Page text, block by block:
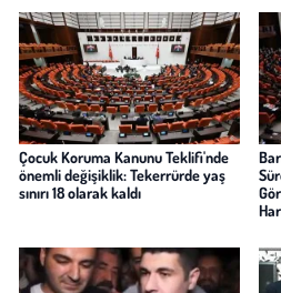
Çocuk Koruma Kanunu Teklifi'nde
önemli değişiklik: Tekerrürde yaş
sınırı 18 olarak kaldı